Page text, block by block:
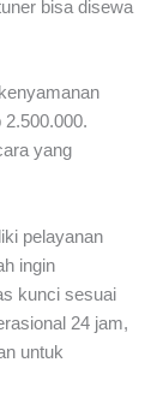
bisa disewa
2.500.000.
yang
pelayanan
ingin
kunci sesuai
24 jam,
untuk